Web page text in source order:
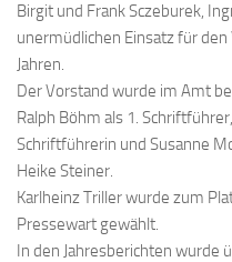
Birgit und Frank Sczeburek,
unermüdlichen Einsatz für
Jahren.
Der Vorstand wurde im Amt
Ralph Böhm als 1.
Schriftführerin und Susanne
Heike Steiner.
Karlheinz Triller wurde zum
Pressewart gewählt.
In den Jahresberichten wurde